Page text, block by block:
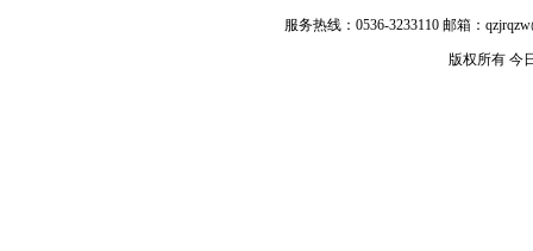
服务热线：0536-3233110 邮箱：
版权所有 今